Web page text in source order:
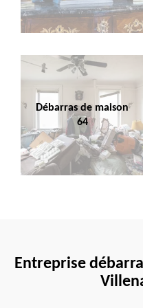
Débarras de maison
64
Entreprise